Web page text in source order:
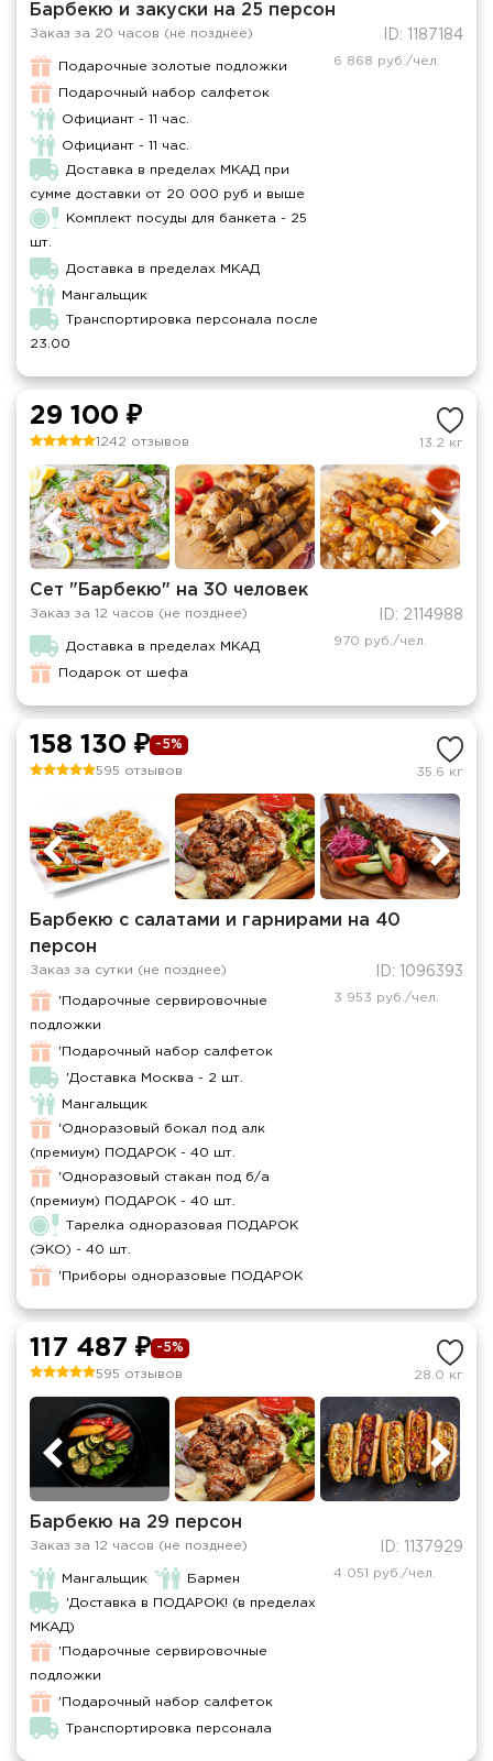
Барбекю и закуски на 25 персон
Заказ за 20 часов (не позднее) ID: 1187184
Подарочные золотые подложки
Подарочный набор салфеток
Официант - 11 час.
Официант - 11 час.
Доставка в пределах МКАД при
сумме доставки от 20 000 руб и выше
Комплект посуды для банкета - 25
шт.
Доставка в пределах МКАД
Мангальщик
Транспортировка персонала после
23.00
6 868 руб./чел.
29 100 ₽
1242 отзывов 13.2 кг
Сет "Барбекю" на 30 человек
Заказ за 12 часов (не позднее) ID: 2114988
Доставка в пределах МКАД
Подарок от шефа
970 руб./чел.
158 130 ₽ -5%
595 отзывов 35.6 кг
Барбекю с салатами и гарнирами на 40
персон
Заказ за сутки (не позднее) ID: 1096393
'Подарочные сервировочные
подложки
'Подарочный набор салфеток
'Доставка Москва - 2 шт.
Мангальщик
'Одноразовый бокал под алк
(премиум) ПОДАРОК - 40 шт.
'Одноразовый стакан под б/а
(премиум) ПОДАРОК - 40 шт.
Тарелка одноразовая ПОДАРОК
(ЭКО) - 40 шт.
'Приборы одноразовые ПОДАРОК
3 953 руб./чел.
117 487 ₽ -5%
595 отзывов 28.0 кг
Барбекю на 29 персон
Заказ за 12 часов (не позднее) ID: 1137929
Мангальщик
Бармен
'Доставка в ПОДАРОК! (в пределах
МКАД)
'Подарочные сервировочные
подложки
'Подарочный набор салфеток
Транспортировка персонала
4 051 руб./чел.